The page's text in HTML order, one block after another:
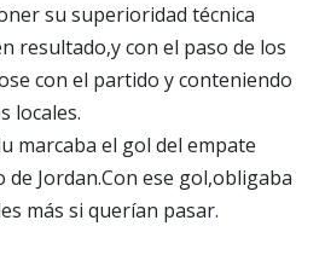
su superioridad técnica
resultado,y con el paso de los
con el partido y conteniendo
locales.
marcaba el gol del empate
Jordan.Con ese gol,obligaba
más si querían pasar.